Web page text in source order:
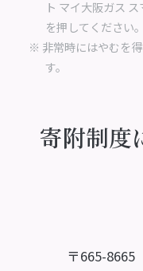
ト マイ大阪ガス
を押してください。
※ 非常時にはやむを
す。
寄附制度
〒665-